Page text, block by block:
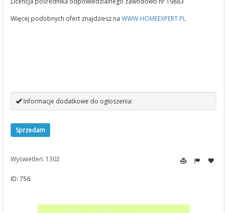
Więcej podobnych ofert znajdziesz na WWW.HOMEEXPERT.PL
Informacje dodatkowe do ogłoszenia:
Sprzedam
Wyświetleń: 1302
ID: 756